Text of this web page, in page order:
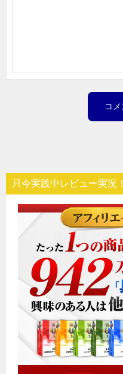
只今実践中レビュー実況！